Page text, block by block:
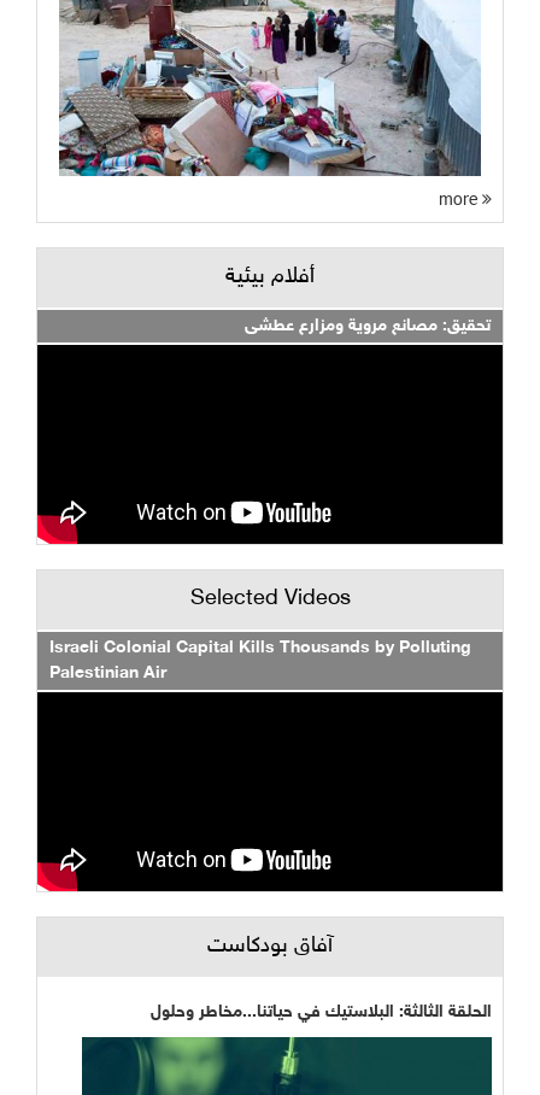
أفلام بيئية
تحقيق: مصانع مروية ومزارع عطشى
Selected Videos
Israeli Colonial Capital Kills Thousands by Polluting
Palestinian Air
آفاق بودكاست
الحلقة الثالثة: البلاستيك في حياتنا...مخاطر وحلول